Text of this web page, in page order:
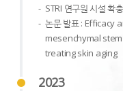
STRI 연구원 시설 확
논문 발표 :
mesenchymal
treating skin aging
2023